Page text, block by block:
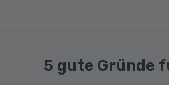
5 gute Gründe